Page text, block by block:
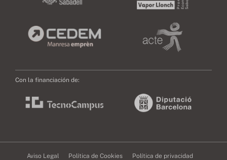
Con la financiación de:
Aviso Legal Política de Cookies Política de privacidad